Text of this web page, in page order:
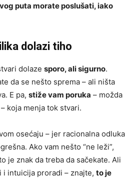
puta morate poslušati, iako
dolazi tiho
dolaze sporo, ali sigurno.
da se nešto sprema – ali ništa
E pa, stiže vam poruka – možda
koja menja tok stvari.
osećaju – jer racionalna odluka
Ako vam nešto “ne leži”,
je znak da treba da sačekate. Ali
i intuicija proradi – znajte, to je